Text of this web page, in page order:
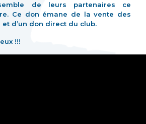
de leurs partenaires ce
Ce don émane de la vente des
d’un don direct du club.
!!!